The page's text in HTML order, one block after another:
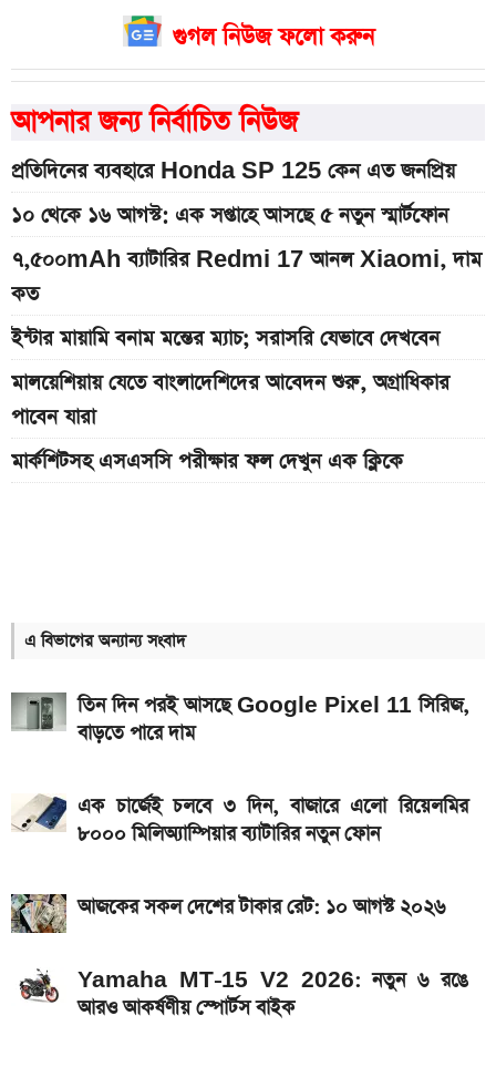
গুগল নিউজ ফলো করুন
আপনার জন্য নির্বাচিত নিউজ
প্রতিদিনের ব্যবহারে Honda SP 125 কেন এত জনপ্রিয়
১০ থেকে ১৬ আগস্ট: এক সপ্তাহে আসছে ৫ নতুন স্মার্টফোন
৭,৫০০mAh ব্যাটারির Redmi 17 আনল Xiaomi, দাম
কত
ইন্টার মায়ামি বনাম মন্তের ম্যাচ; সরাসরি যেভাবে দেখবেন
মালয়েশিয়ায় যেতে বাংলাদেশিদের আবেদন শুরু, অগ্রাধিকার
পাবেন যারা
মার্কশিটসহ এসএসসি পরীক্ষার ফল দেখুন এক ক্লিকে
৭,৫০০mAh ব্যাটারি ও ১২০Hz ডিসপ্লে
৭৫০০mAh ব্যাটারি নিয়ে বাজারে এলো Redmi 17 5G
ও 4G
iQOO Z11-এ থাকছে ৬.৮৩ ইঞ্চির কার্ভড AMOLED
Bajaj Pulsar N160 S: দাম, ইঞ্জিন, ফিচার ও
Yamaha MT-15 V2 2026: নতুন ৬ রঙে আরও
আকর্ষণীয় স্পোর্টস বাইক
আজকের সকল দেশের টাকার রেট: ০৯ আগস্ট ২০২৬
২ লাখ টাকার মধ্যে বাংলাদেশে ৫টি ১২৫ সিসির বাইক,
এ বিভাগের অন্যান্য সংবাদ
তিন দিন পরই আসছে Google Pixel 11 সিরিজ,
বাড়তে পারে দাম
এক চার্জেই চলবে ৩ দিন, বাজারে এলো রিয়েলমির
৮০০০ মিলিঅ্যাম্পিয়ার ব্যাটারির নতুন ফোন
আজকের সকল দেশের টাকার রেট: ১০ আগস্ট ২০২৬
Yamaha MT-15 V2 2026: নতুন ৬ রঙে
আরও আকর্ষণীয় স্পোর্টস বাইক